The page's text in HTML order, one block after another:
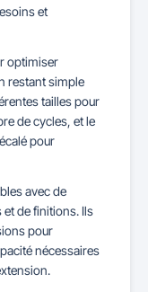
et
optimiser
restant simple
tailles pour
de cycles, et le
pour
avec de
de finitions. Ils
pour
nécessaires